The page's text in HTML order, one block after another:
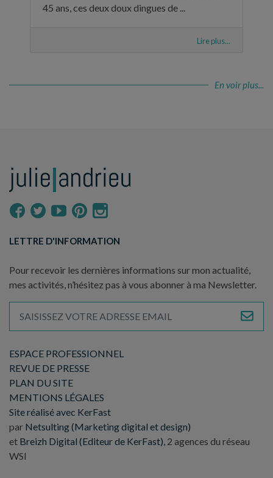
45 ans, ces deux doux dingues de ...
Lire plus...
En voir plus...
ESPACE PROFESSIONNEL
REVUE DE PRESSE
PLAN DU SITE
MENTIONS LÉGALES
Site réalisé avec KerFast
par Netsulting (Marketing digital et design)
et Breizh Digital (Editeur de KerFast) , 2 agences du réseau
WSI
LETTRE D'INFORMATION
Pour recevoir les dernières informations sur mon actualité,
mes activités, n’hésitez pas à vous abonner à ma Newsletter.